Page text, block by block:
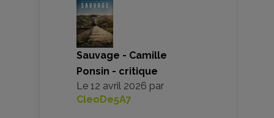
Sauvage - Camille
Ponsin - critique
Le 12 avril 2026 par
CleoDe5A7